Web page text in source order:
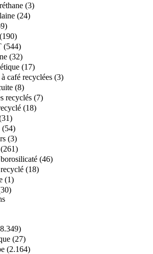
(3)
(24)
(544)
(32)
(17)
à café recyclées (3)
(8)
recyclés (7)
(18)
(54)
(3)
(46)
(18)
(1)
(27)
(2.164)